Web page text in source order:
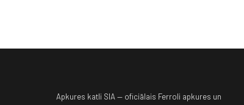
Apkures katli SIA — oficiālais Ferroli apkures un